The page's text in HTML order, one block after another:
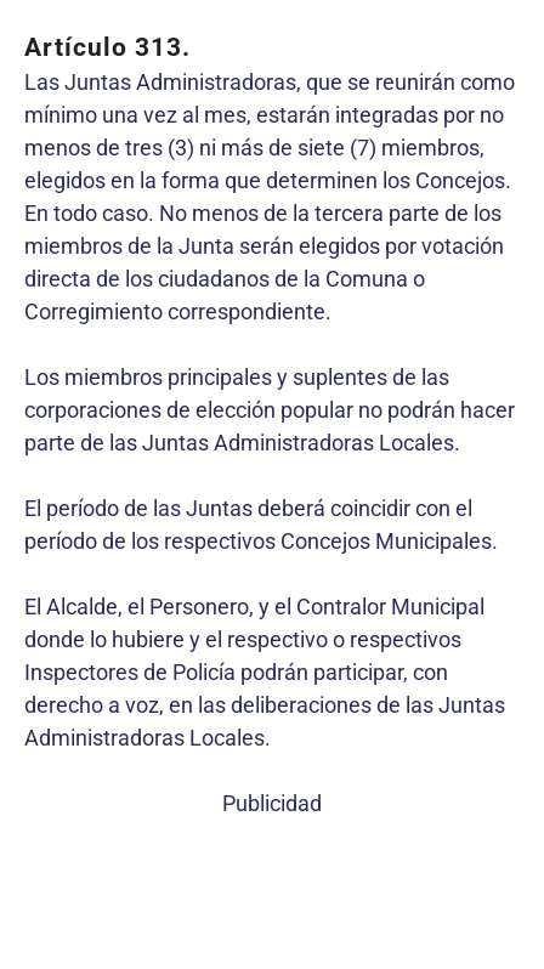
Artículo 313.
Las Juntas Administradoras, que se reunirán como
mínimo una vez al mes, estarán integradas por no
menos de tres (3) ni más de siete (7) miembros,
elegidos en la forma que determinen los Concejos.
En todo caso. No menos de la tercera parte de los
miembros de la Junta serán elegidos por votación
directa de los ciudadanos de la Comuna o
Corregimiento correspondiente.
Los miembros principales y suplentes de las
corporaciones de elección popular no podrán hacer
parte de las Juntas Administradoras Locales.
El período de las Juntas deberá coincidir con el
período de los respectivos Concejos Municipales.
El Alcalde, el Personero, y el Contralor Municipal
donde lo hubiere y el respectivo o respectivos
Inspectores de Policía podrán participar, con
derecho a voz, en las deliberaciones de las Juntas
Administradoras Locales.
Publicidad